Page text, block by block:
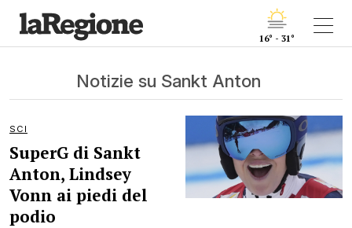
16° - 31°
Notizie su Sankt Anton
SCI
SuperG di Sankt
Anton, Lindsey
Vonn ai piedi del
podio